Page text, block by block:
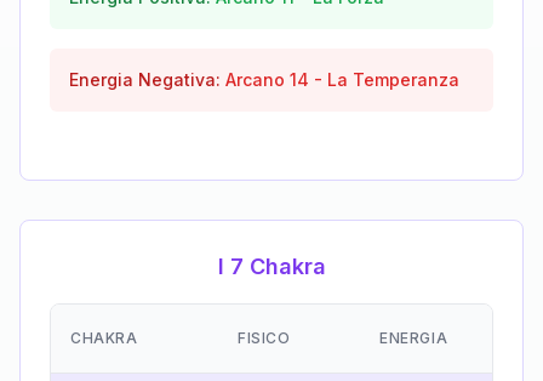
Energia Negativa: Arcano 14 - La Temperanza
I 7 Chakra
CHAKRA FISICO ENERGIA